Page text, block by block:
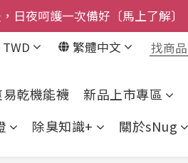
品-悠哉斑馬襪〔立即了解〕
品-悠哉斑馬襪〔立即了解〕
TWD 繁體中文
乾機能襪 新品上市專區
除臭知識+ 關於sNug